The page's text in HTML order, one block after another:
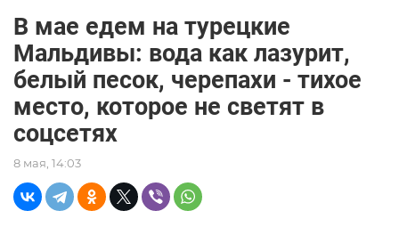
В мае едем на турецкие
Мальдивы: вода как лазурит,
белый песок, черепахи - тихое
место, которое не светят в
соцсетях
8 мая, 14:03